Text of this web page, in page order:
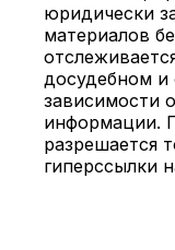
юридически
материалов
досудебном и
зависимости
информации.
разрешается
гиперссылки